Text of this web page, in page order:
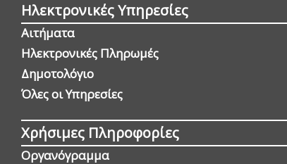
Ηλεκτρονικές Υπηρεσίες
Αιτήματα
Ηλεκτρονικές Πληρωμές
Δημοτολόγιο
Όλες οι Yπηρεσίες
Χρήσιμες Πληροφορίες
Οργανόγραμμα